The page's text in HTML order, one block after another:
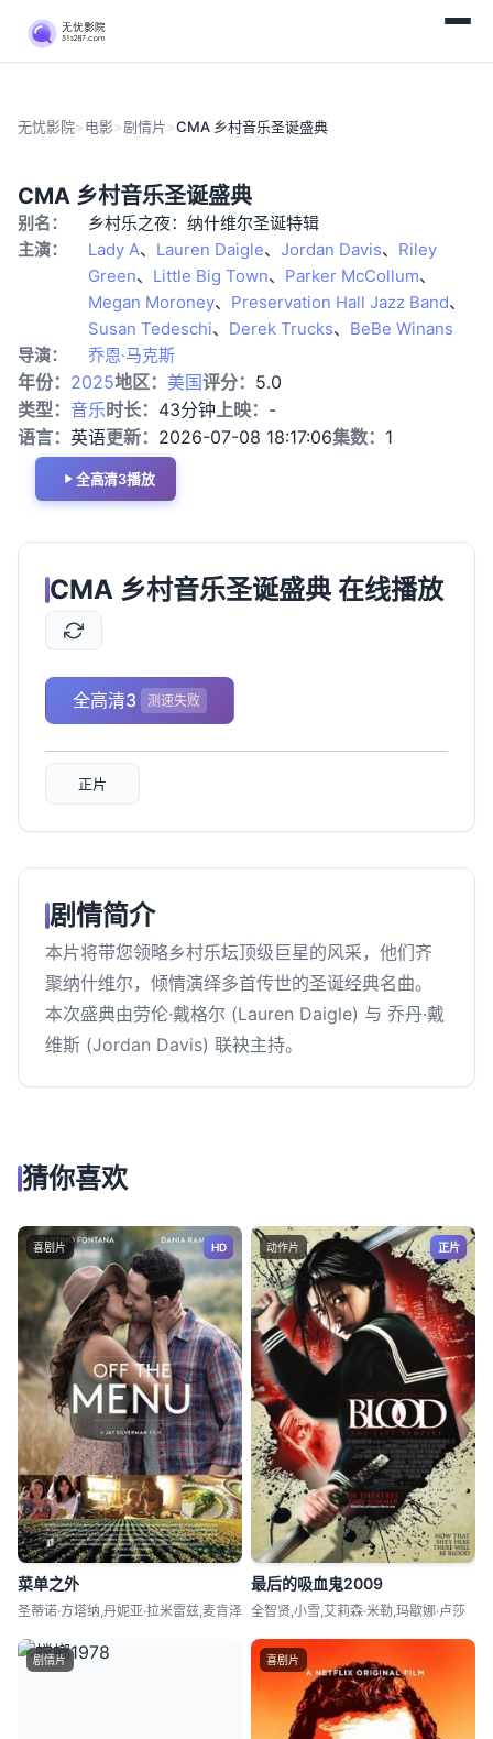
无忧影院>电影>剧情片>CMA 乡村音乐圣诞盛典
片
正
片
CMA 乡村音乐圣诞盛典
别名：
乡村乐之夜：纳什维尔圣诞特辑
主演：
Lady A、 Lauren Daigle、 Jordan Davis、 Riley
Green、 Little Big Town、 Parker McCollum、
Megan Moroney、 Preservation Hall Jazz Band、
Susan Tedeschi、 Derek Trucks、 BeBe Winans
导演：
乔恩·马克斯
年份： 2025地区： 美国评分： 5.0
类型： 音乐时长： 43分钟上映： -
语言： 英语更新： 2026-07-08 18:17:06集数： 1
全高清3播放
CMA 乡村音乐圣诞盛典 在线播放
全高清3 测速失败
正片
剧情简介
本片将带您领略乡村乐坛顶级巨星的风采，他们齐
聚纳什维尔，倾情演绎多首传世的圣诞经典名曲。
本次盛典由劳伦·戴格尔 (Lauren Daigle) 与 乔丹·戴
维斯 (Jordan Davis) 联袂主持。
猜你喜欢
喜剧片 HD
菜单之外
圣蒂诺·方塔纳,丹妮亚·拉米雷兹,麦肯泽
动作片 正片
最后的吸血鬼2009
全智贤,小雪,艾莉森·米勒,玛歇娜·卢莎
剧情片 喜剧片